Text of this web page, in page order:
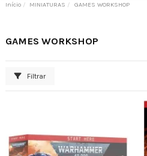
Início MINIATURAS GAMES WORKSHOP
GAMES WORKSHOP
Filtrar